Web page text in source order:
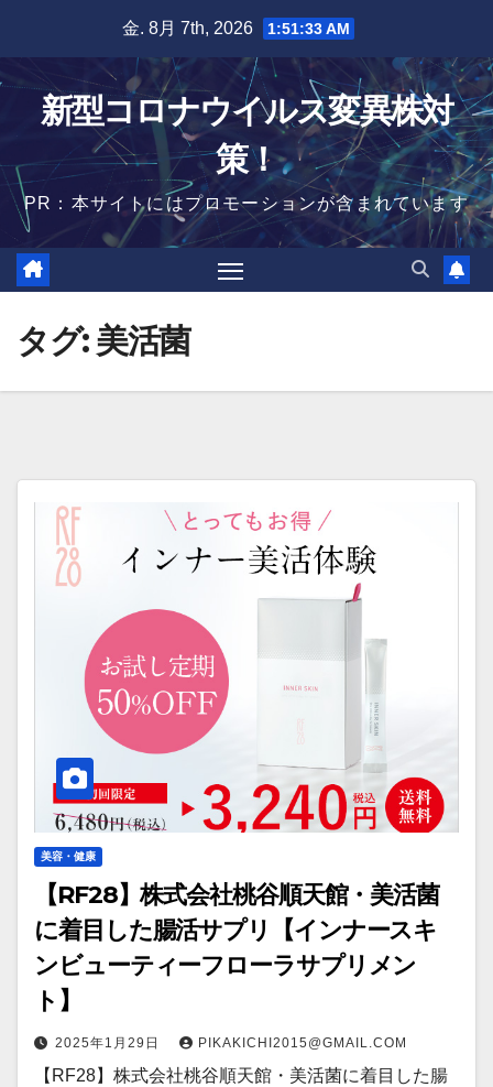
content
金. 8月 7th, 2026 1:51:33 AM
新型コロナウイルス変異株対
策！
PR：本サイトにはプロモーションが含まれています
タグ:美活菌
美容・健康
【RF28】株式会社桃谷順天館・美活菌
に着目した腸活サプリ【インナースキ
ンビューティーフローラサプリメン
ト】
2025年1月29日 PIKAKICHI2015@GMAIL.COM
【RF28】株式会社桃谷順天館・美活菌に着目した腸